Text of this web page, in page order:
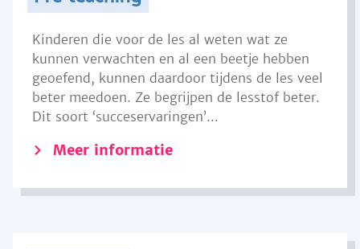
Kinderen die voor de les al weten wat ze
kunnen verwachten en al een beetje hebben
geoefend, kunnen daardoor tijdens de les veel
beter meedoen. Ze begrijpen de lesstof beter.
Dit soort ‘succeservaringen’...
Meer informatie